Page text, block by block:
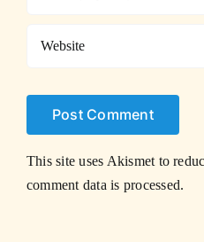
This site uses Akismet to
comment data is processed.